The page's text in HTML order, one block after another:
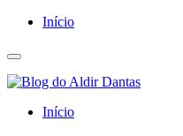
Início
Início